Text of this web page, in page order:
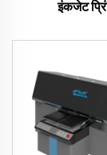
इंकजेट